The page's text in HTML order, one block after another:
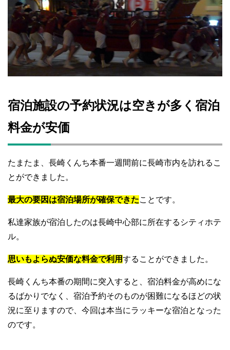
宿泊施設の予約状況は空きが多く宿泊
料金が安価
たまたま、長崎くんち本番一週間前に長崎市内を訪れるこ
とができました。
最大の要因は宿泊場所が確保できたことです。
私達家族が宿泊したのは長崎中心部に所在するシティホテ
ル。
思いもよらぬ安価な料金で利用することができました。
長崎くんち本番の期間に突入すると、宿泊料金が高めにな
るばかりでなく、宿泊予約そのものが困難になるほどの状
況に至りますので、今回は本当にラッキーな宿泊となった
のです。